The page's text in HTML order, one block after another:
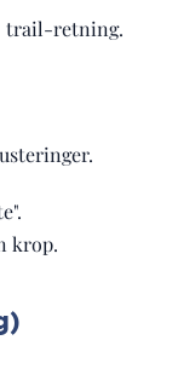
trail-retning.
krop.